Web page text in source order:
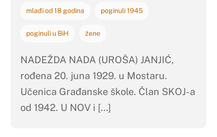
mlađi od 18 godina poginuli 1945
poginuli u BiH žene
NADEŽDA NADA (UROŠA) JANJIĆ,
rođena 20. juna 1929. u Mostaru.
Učenica Građanske škole. Član SKOJ-a
od 1942. U NOV i […]